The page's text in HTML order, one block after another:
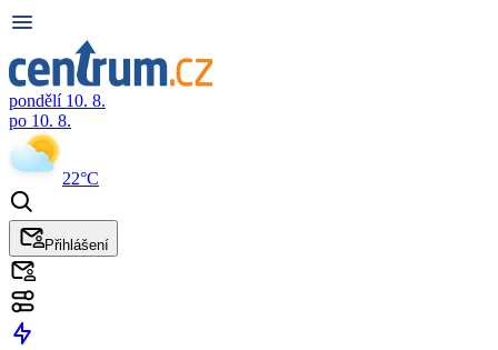
pondělí 10. 8.
po 10. 8.
22°C
Přihlášení